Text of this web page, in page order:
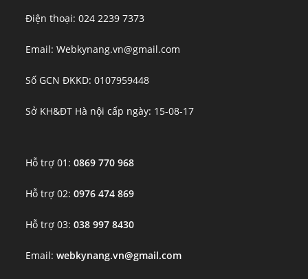
Điện thoại: 024 2239 7373
Email: Webkynang.vn@gmail.com
Số GCN ĐKKD: 0107959448
Sở KH&ĐT Hà nội cấp ngày: 15-08-17
Hỗ trợ 01:0869 770 968
Hỗ trợ 02:0976 474 869
Hỗ trợ 03:038 997 8430
Email:webkynang.vn@gmail.com